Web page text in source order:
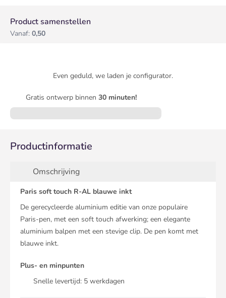
Product samenstellen
Vanaf: 0,50
Even geduld, we laden je configurator.
Gratis ontwerp binnen 30 minuten!
Productinformatie
Omschrijving
Paris soft touch R-AL blauwe inkt
De gerecycleerde aluminium editie van onze populaire
Paris-pen, met een soft touch afwerking; een elegante
aluminium balpen met een stevige clip. De pen komt met
blauwe inkt.
Plus- en minpunten
Snelle levertijd: 5werkdagen